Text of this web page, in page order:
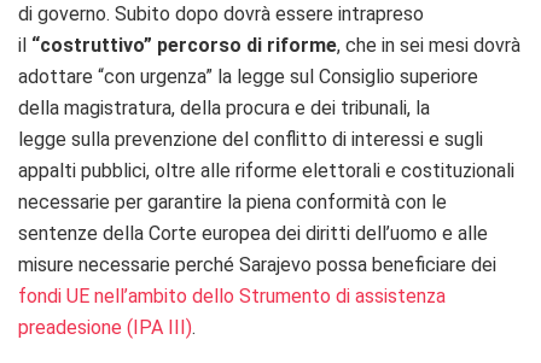
di governo. Subito dopo dovrà essere intrapreso
il “costruttivo” percorso di riforme, che in sei mesi dovrà
adottare “con urgenza” la legge sul Consiglio superiore
della magistratura, della procura e dei tribunali, la
legge sulla prevenzione del conflitto di interessi e sugli
appalti pubblici, oltre alle riforme elettorali e costituzionali
necessarie per garantire la piena conformità con le
sentenze della Corte europea dei diritti dell’uomo e alle
misure necessarie perché Sarajevo possa beneficiare dei
fondi UE nell’ambito dello Strumento di assistenza
preadesione (IPA III).